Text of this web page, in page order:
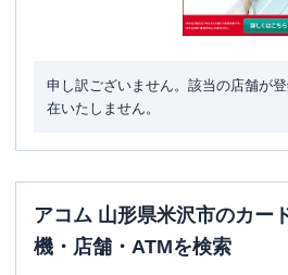
申し訳ございません。該当の店舗が
在いたしません。
アコム 山形県米沢市のカー
機・店舗・ATMを検索